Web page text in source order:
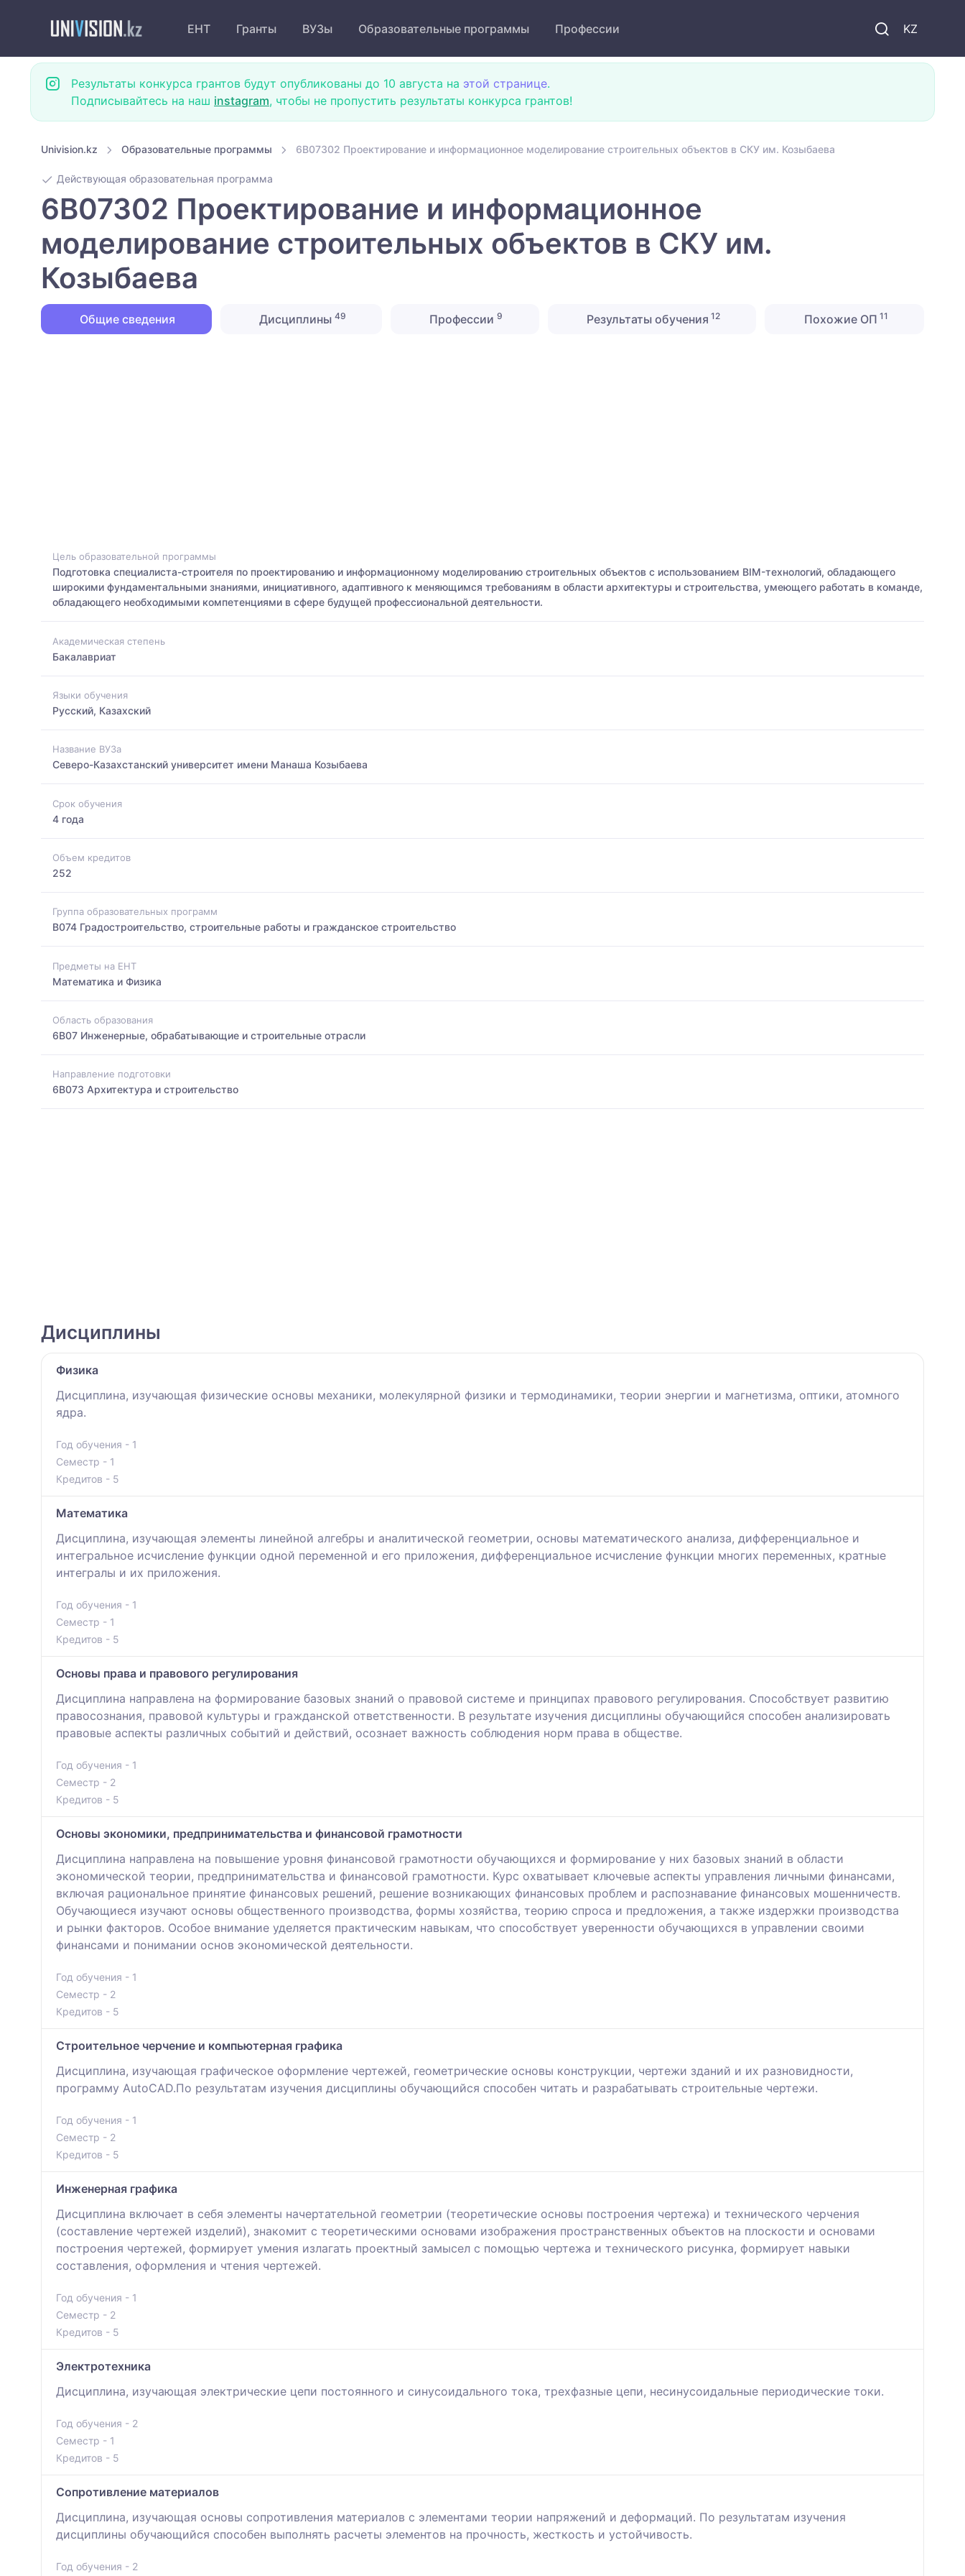
KZ
ЕНТ Гранты ВУЗы Образовательные программы Профессии
Результаты конкурса грантов будут опубликованы до 10 августа на этой странице.
Подписывайтесь на наш instagram, чтобы не пропустить результаты конкурса грантов!
Univision.kz Образовательные программы 6B07302 Проектирование и информационное моделирование строительных объектов в СКУ им. Козыбаева
Действующая образовательная программа
6B07302 Проектирование и информационное
моделирование строительных объектов в СКУ им.
Козыбаева
Общие сведения Дисциплины 49 Профессии9 Результаты обучения 12 Похожие ОП 11
Цель образовательной программы
Подготовка специалиста-строителя по проектированию и информационному моделированию строительных объектов с использованием BIM-технологий, обладающего
широкими фундаментальными знаниями, инициативного, адаптивного к меняющимся требованиям в области архитектуры и строительства, умеющего работать в команде,
обладающего необходимыми компетенциями в сфере будущей профессиональной деятельности.
Академическая степень
Бакалавриат
Языки обучения
Русский, Казахский
Название ВУЗа
Северо-Казахстанский университет имени Манаша Козыбаева
Срок обучения
4 года
Объем кредитов
252
Группа образовательных программ
B074 Градостроительство, строительные работы и гражданское строительство
Предметы на ЕНТ
Математика и Физика
Область образования
6B07 Инженерные, обрабатывающие и строительные отрасли
Направление подготовки
6B073 Архитектура и строительство
Дисциплины
Физика
Дисциплина, изучающая физические основы механики, молекулярной физики и термодинамики, теории энергии и магнетизма, оптики, атомного
ядра.
Год обучения - 1
Семестр - 1
Кредитов - 5
Математика
Дисциплина, изучающая элементы линейной алгебры и аналитической геометрии, основы математического анализа, дифференциальное и
интегральное исчисление функции одной переменной и его приложения, дифференциальное исчисление функции многих переменных, кратные
интегралы и их приложения.
Год обучения - 1
Семестр - 1
Кредитов - 5
Основы права и правового регулирования
Дисциплина направлена на формирование базовых знаний о правовой системе и принципах правового регулирования. Способствует развитию
правосознания, правовой культуры и гражданской ответственности. В результате изучения дисциплины обучающийся способен анализировать
правовые аспекты различных событий и действий, осознает важность соблюдения норм права в обществе.
Год обучения - 1
Семестр - 2
Кредитов - 5
Основы экономики, предпринимательства и финансовой грамотности
Дисциплина направлена на повышение уровня финансовой грамотности обучающихся и формирование у них базовых знаний в области
экономической теории, предпринимательства и финансовой грамотности. Курс охватывает ключевые аспекты управления личными финансами,
включая рациональное принятие финансовых решений, решение возникающих финансовых проблем и распознавание финансовых мошенничеств.
Обучающиеся изучают основы общественного производства, формы хозяйства, теорию спроса и предложения, а также издержки производства
и рынки факторов. Особое внимание уделяется практическим навыкам, что способствует уверенности обучающихся в управлении своими
финансами и понимании основ экономической деятельности.
Год обучения - 1
Семестр - 2
Кредитов - 5
Строительное черчение и компьютерная графика
Дисциплина, изучающая графическое оформление чертежей, геометрические основы конструкции, чертежи зданий и их разновидности,
программу AutoCAD.По результатам изучения дисциплины обучающийся способен читать и разрабатывать строительные чертежи.
Год обучения - 1
Семестр - 2
Кредитов - 5
Инженерная графика
Дисциплина включает в себя элементы начертательной геометрии (теоретические основы построения чертежа) и технического черчения
(составление чертежей изделий), знакомит с теоретическими основами изображения пространственных объектов на плоскости и основами
построения чертежей, формирует умения излагать проектный замысел с помощью чертежа и технического рисунка, формирует навыки
составления, оформления и чтения чертежей.
Год обучения - 1
Семестр - 2
Кредитов - 5
Электротехника
Дисциплина, изучающая электрические цепи постоянного и синусоидального тока, трехфазные цепи, несинусоидальные периодические токи.
Год обучения - 2
Семестр - 1
Кредитов - 5
Сопротивление материалов
Дисциплина, изучающая основы сопротивления материалов с элементами теории напряжений и деформаций. По результатам изучения
дисциплины обучающийся способен выполнять расчеты элементов на прочность, жесткость и устойчивость.
Год обучения - 2